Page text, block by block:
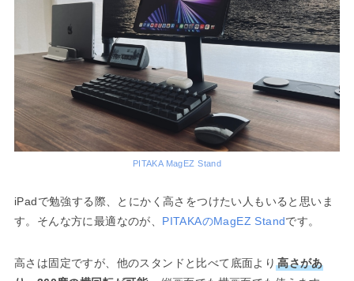
PITAKA MagEZ Stand
iPadで勉強する際、とにかく高さをつけたい人もいると思いま
す。そんな方に最適なのが、 PITAKAのMagEZ Standです。
高さは固定ですが、他のスタンドと比べて底面より高さがあ